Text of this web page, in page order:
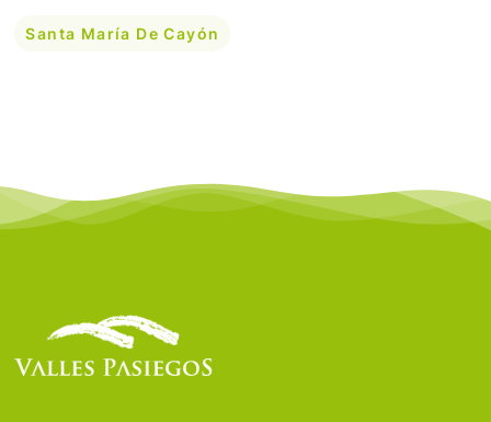
Santa María De Cayón